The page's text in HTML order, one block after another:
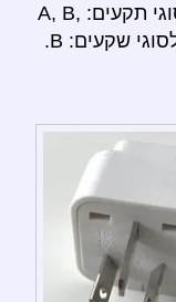
מתאם זה מאפשר לך להשתמש בסוגי תקעים: A, B,